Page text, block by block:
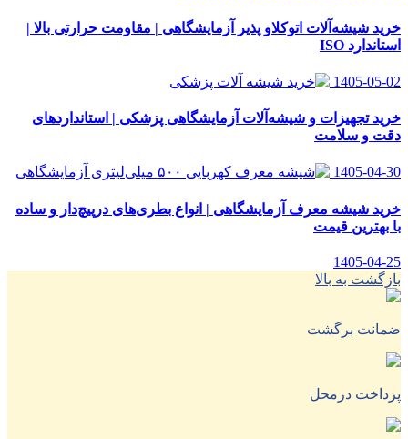
خرید شیشه‌آلات اتوکلاو پذیر آزمایشگاهی | مقاومت حرارتی بالا |
استاندارد ISO
1405-05-02
خرید تجهیزات و شیشه‌آلات آزمایشگاهی پزشکی | استانداردهای
دقت و سلامت
1405-04-30
خرید شیشه معرف آزمایشگاهی | انواع بطری‌های در‌پیچ‌دار و ساده
با بهترین قیمت
1405-04-25
بازگشت به بالا
ضمانت برگشت
پرداخت درمحل